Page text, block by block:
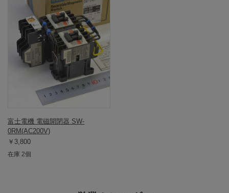
富士電機 電磁開閉器 SW-
0RM(AC200V)
￥3,800
在庫 2個